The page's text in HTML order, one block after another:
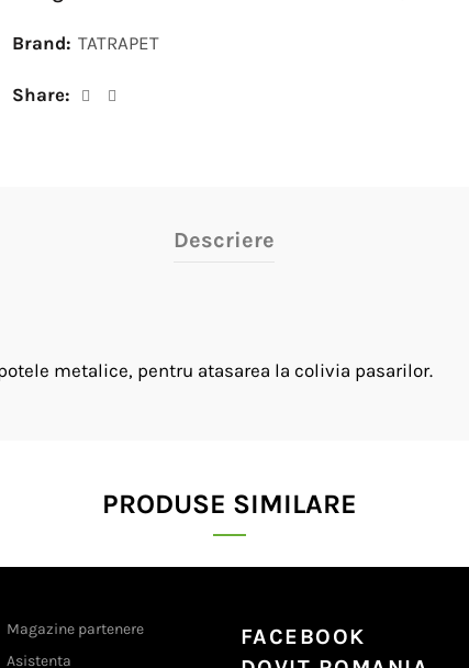
Brand: TATRAPET
Share
Descriere
metalice, pentru atasarea la colivia pasarilor.
PRODUSE SIMILARE
Magazine partenere
Asistenta
FACEBOOK